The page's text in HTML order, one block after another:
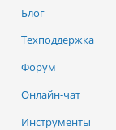
Блог
Техподдержка
Форум
Онлайн-чат
Инструменты